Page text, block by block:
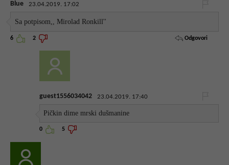
Blue 23.04.2019. 17:02
Sa potpisom,, Mirolad Ronkill''
6 2 Odgovori
guest1556034042 23.04.2019. 17:40
Pičkin dime mrski dušmanine
0 5